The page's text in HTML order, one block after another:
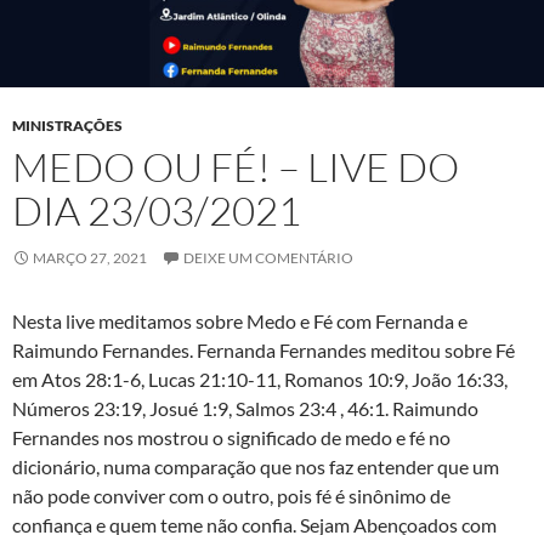
MINISTRAÇÕES
MEDO OU FÉ! – LIVE DO
DIA 23/03/2021
MARÇO 27, 2021 DEIXE UM COMENTÁRIO
Nesta live meditamos sobre Medo e Fé com Fernanda e
Raimundo Fernandes. Fernanda Fernandes meditou sobre Fé
em Atos 28:1-6, Lucas 21:10-11, Romanos 10:9, João 16:33,
Números 23:19, Josué 1:9, Salmos 23:4 , 46:1. Raimundo
Fernandes nos mostrou o significado de medo e fé no
dicionário, numa comparação que nos faz entender que um
não pode conviver com o outro, pois fé é sinônimo de
confiança e quem teme não confia. Sejam Abençoados com